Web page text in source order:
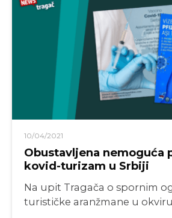
10/04/2021
Obustavljena nemoguća
kovid-turizam u Srbiji
Na upit Tragača o spornim
turističke aranžmane u okviru